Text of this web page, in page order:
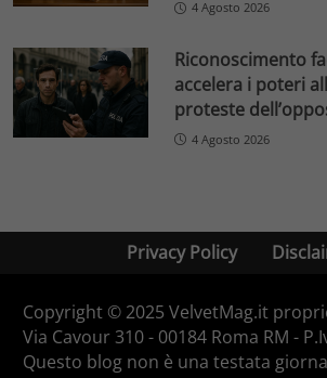
4 Agosto 2026
Riconoscimento
accelera i poteri
proteste
4 Agosto 2026
Privacy Policy
Copyright © 2025 VelvetMag.it
Via Cavour 310 - 00184 Roma RM -
Questo blog non è una testata